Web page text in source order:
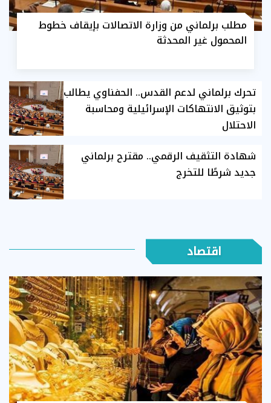
مطلب برلماني من وزارة الاتصالات بإيقاف خطوط
المحمول غير المحدثة
تحرك برلماني لدعم القدس.. الحفناوي يطالب
بتوثيق الانتهاكات الإسرائيلية ومحاسبة
الاحتلال
شهادة التثقيف الرقمي.. مقترح برلماني
جديد شرطًا للتخرج
اقتصاد